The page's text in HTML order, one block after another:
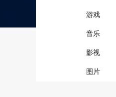
游戏
音乐
影视
图片